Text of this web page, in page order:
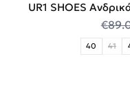
UR1 SHOES
€
40 41